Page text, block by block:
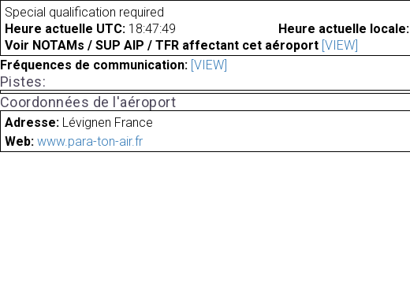
Special qualification required
Heure actuelle UTC: 18:47:49
Heure actuelle locale:
Voir NOTAMs / SUP AIP / TFR affectant cet aéroport [VIEW]
Fréquences de communication: [VIEW]
Pistes:
Coordonnées de l'aéroport
Adresse: Lévignen France
Web:www.para-ton-air.fr